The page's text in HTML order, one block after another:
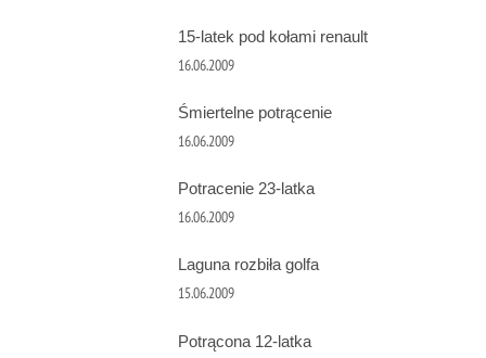
15-latek pod kołami renault
16.06.2009
Śmiertelne potrącenie
16.06.2009
Potracenie 23-latka
16.06.2009
Laguna rozbiła golfa
15.06.2009
Potrącona 12-latka